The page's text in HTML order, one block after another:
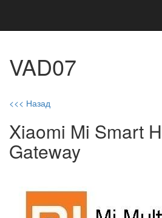
VAD07
<<< Назад
Xiaomi Mi Smart
Gateway